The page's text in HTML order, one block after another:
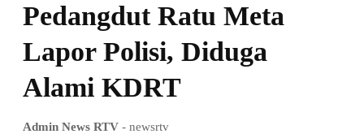
Pedangdut Ratu Meta
Lapor Polisi, Diduga
Alami KDRT
Admin News RTV - newsrtv